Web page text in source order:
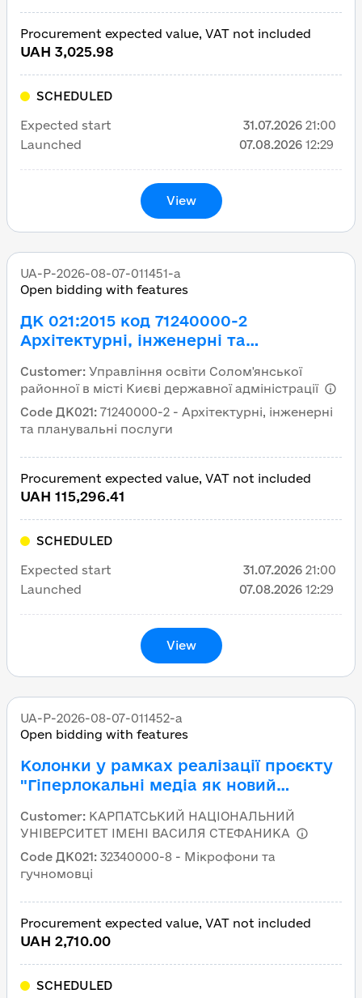
Procurement expected value, VAT not included
UAH 3,025.98
SCHEDULED
Expected start 31.07.2026 21:00
Launched
07.08.2026 12:29
View
UA-P-2026-08-07-011451-a
Open bidding with features
ДК 021:2015 код 71240000-2
Архітектурні, інженерні та
технічного нагляду за виконанням
поточних (аварійних) ремонтів,
електромонтажних послуг та
проведення вогнезахисної обробки
(просочення) дерев’яних конструкцій
горищ в закладах освіти
Солом'янського району міста Києва)
Customer: Управління освіти Солом'янської
районної в місті Києві державної адміністрації
Code ДК021: 71240000-2 - Архітектурні, інженерні
та планувальні послуги
Procurement expected value, VAT not included
UAH 115,296.41
SCHEDULED
Expected start 31.07.2026 21:00
Launched
07.08.2026 12:29
View
UA-P-2026-08-07-011452-a
Open bidding with features
Колонки у рамках реалізації проєкту
"Гіперлокальні медіа як новий
університетська модель розвитку для
Івано-Франківщини", код ДК 021:2015:
32340000-8 — Мікрофони та
Гучномовці
Customer: КАРПАТСЬКИЙ НАЦІОНАЛЬНИЙ
УНІВЕРСИТЕТ ІМЕНІ ВАСИЛЯ СТЕФАНИКА
Code ДК021: 32340000-8 - Мікрофони та
гучномовці
Procurement expected value, VAT not included
UAH 2,710.00
SCHEDULED